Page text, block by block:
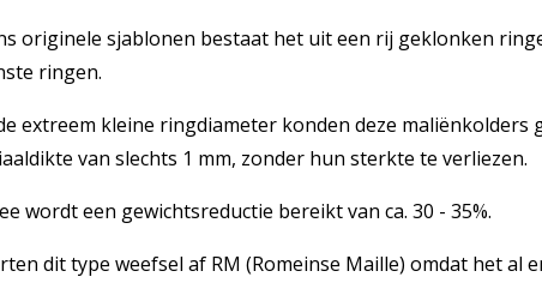
originele sjablonen bestaat het uit een rij geklonken
ringen.
extreem kleine ringdiameter konden deze maliënkolders
van slechts 1 mm, zonder hun sterkte te verliezen.
wordt een gewichtsreductie bereikt van ca. 30 - 35%.
dit type weefsel af RM (Romeinse Maille) omdat het al